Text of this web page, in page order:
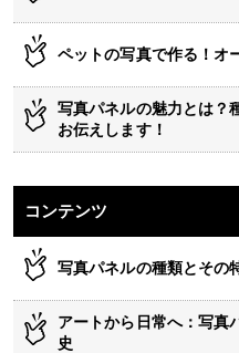
ペットの写真で作る！オ
写真パネルの魅力とは？
お伝えします！
コンテンツ
写真パネルの種類とその
アートから日常へ：写真
史